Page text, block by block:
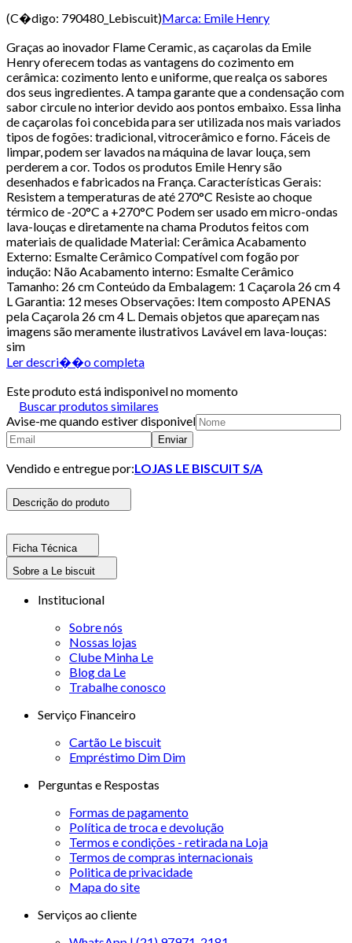
(C�digo: 790480_Lebiscuit)Marca: Emile Henry
Graças ao inovador Flame Ceramic, as caçarolas da Emile
Henry oferecem todas as vantagens do cozimento em
cerâmica: cozimento lento e uniforme, que realça os sabores
dos seus ingredientes. A tampa garante que a condensação com
sabor circule no interior devido aos pontos embaixo. Essa linha
de caçarolas foi concebida para ser utilizada nos mais variados
tipos de fogões: tradicional, vitrocerâmico e forno. Fáceis de
limpar, podem ser lavados na máquina de lavar louça, sem
perderem a cor. Todos os produtos Emile Henry são
desenhados e fabricados na França. Características Gerais:
Resistem a temperaturas de até 270°C Resiste ao choque
térmico de -20°C a +270°C Podem ser usado em micro-ondas
lava-louças e diretamente na chama Produtos feitos com
materiais de qualidade Material: Cerâmica Acabamento
Externo: Esmalte Cerâmico Compatível com fogão por
indução: Não Acabamento interno: Esmalte Cerâmico
Tamanho: 26 cm Conteúdo da Embalagem: 1 Caçarola 26 cm 4
L Garantia: 12 meses Observações: Item composto APENAS
pela Caçarola 26 cm 4 L. Demais objetos que apareçam nas
imagens são meramente ilustrativos Lavável em lava-louças:
sim
Ler descri��o completa
Este produto está indisponivel no momento
Buscar produtos similares
Avise-me quando estiver disponivel
Enviar
Vendido e entregue por:LOJAS LE BISCUIT S/A
Descrição do produto
Ficha Técnica
Sobre a Le biscuit
Institucional
Sobre nós
Nossas lojas
Clube Minha Le
Blog da Le
Trabalhe conosco
Serviço Financeiro
Cartão Le biscuit
Empréstimo Dim Dim
Perguntas e Respostas
Formas de pagamento
Política de troca e devolução
Termos e condições - retirada na Loja
Termos de compras internacionais
Politica de privacidade
Mapa do site
Serviços ao cliente